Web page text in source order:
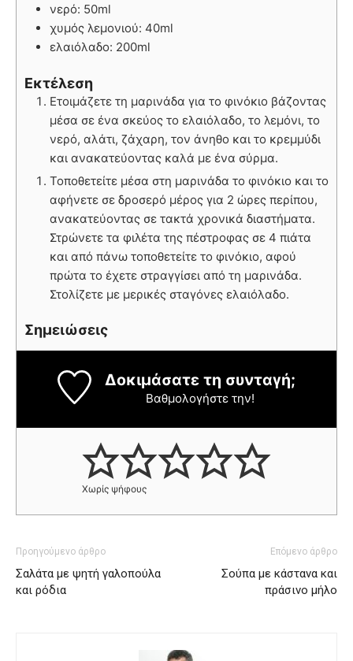
νερό: 50ml
χυμός λεμονιού: 40ml
ελαιόλαδο: 200ml
Εκτέλεση
Ετοιμάζετε τη μαρινάδα για το φινόκιο βάζοντας
μέσα σε ένα σκεύος το ελαιόλαδο, το λεμόνι, το
νερό, αλάτι, ζάχαρη, τον άνηθο και το κρεμμύδι
και ανακατεύοντας καλά με ένα σύρμα.
Τοποθετείτε μέσα στη μαρινάδα το φινόκιο και το
αφήνετε σε δροσερό μέρος για 2 ώρες περίπου,
ανακατεύοντας σε τακτά χρονικά διαστήματα.
Στρώνετε τα φιλέτα της πέστροφας σε 4 πιάτα
και από πάνω τοποθετείτε το φινόκιο, αφού
πρώτα το έχετε στραγγίσει από τη μαρινάδα.
Στολίζετε με μερικές σταγόνες ελαιόλαδο.
Σημειώσεις
Δοκιμάσατε τη συνταγή;
Βαθμολογήστε την!
Χωρίς ψήφους
Προηγούμενο άρθρο
Σαλάτα με ψητή γαλοπούλα
και ρόδια
Επόμενο άρθρο
Σούπα με κάστανα και
πράσινο μήλο